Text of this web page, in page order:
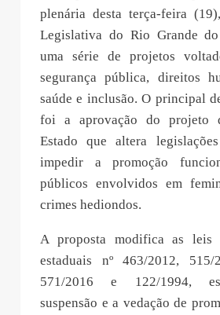
plenária desta terça-feira
Legislativa do Rio Grande
uma série de projetos
segurança pública, direitos
saúde e inclusão. O principal
foi a aprovação do projeto
Estado que altera
impedir a promoção
públicos envolvidos em
crimes hediondos.
A proposta modifica as leis
estaduais nº 463/2012, 515/
571/2016 e 122/1994,
suspensão e a vedação de